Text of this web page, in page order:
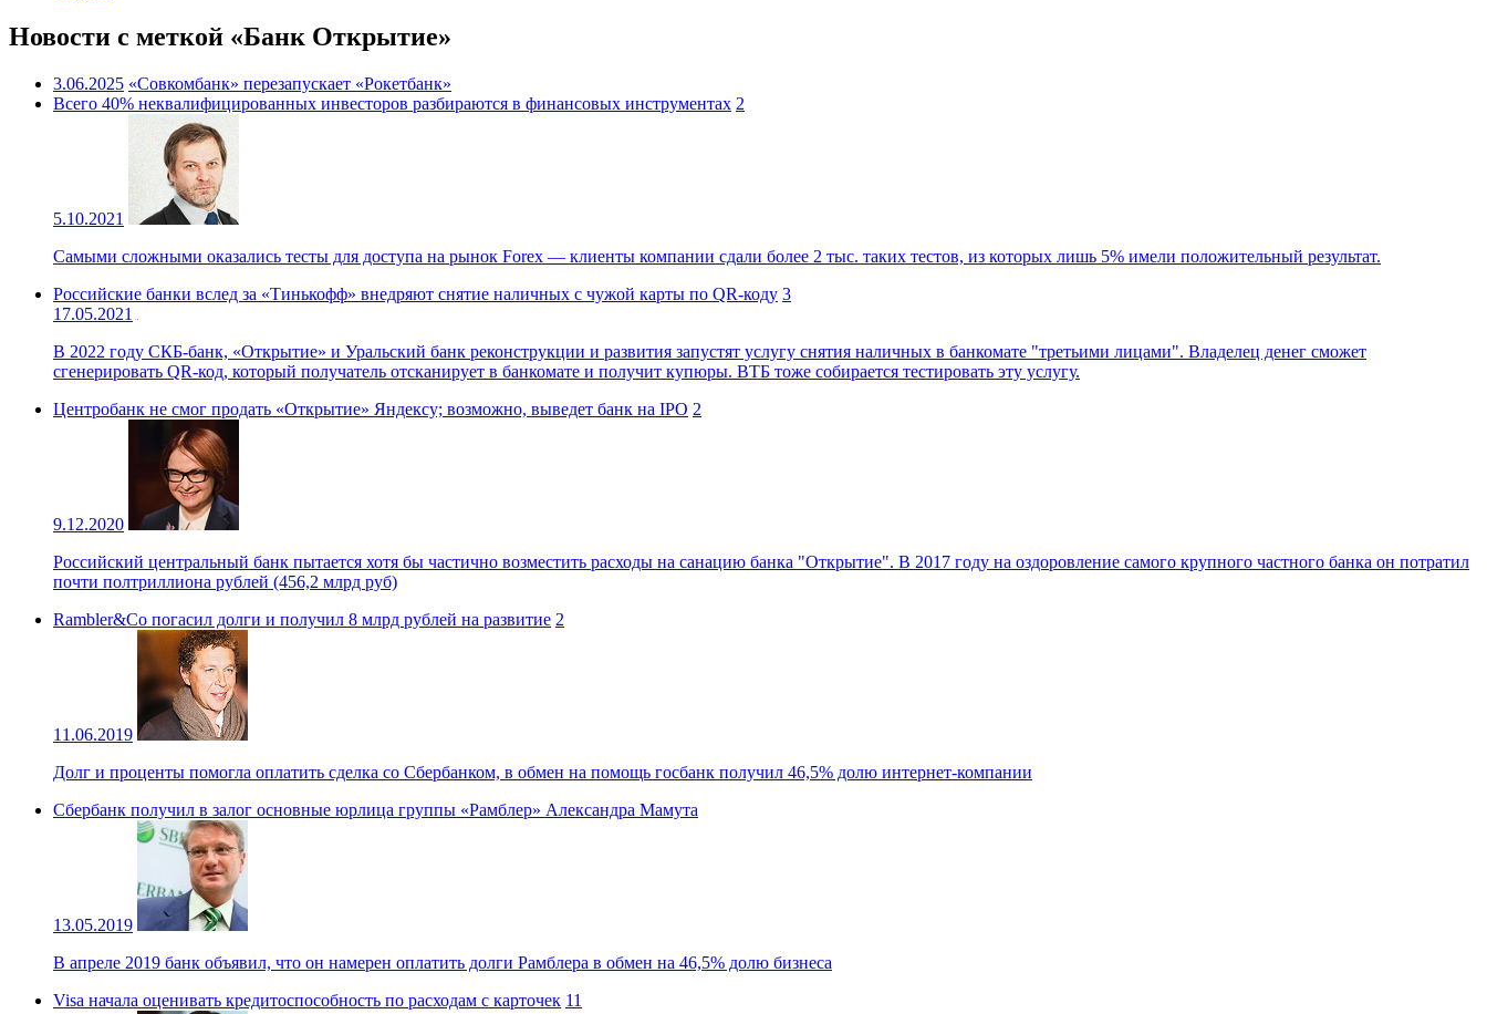
Новости с меткой «Банк Открытие»
3.06.2025 «Совкомбанк» перезапускает «Рокетбанк»
Всего 40% неквалифицированных инвесторов разбираются в финансовых инструментах 2
5.10.2021
Cамыми сложными оказались тесты для доступа на рынок Forex — клиенты компании сдали более 2 тыс. таких тестов, из которых лишь 5% имели положительный результат.
Российские банки вслед за «Тинькофф» внедряют снятие наличных с чужой карты по QR-коду 3
17.05.2021
В 2022 году СКБ-банк, «Открытие» и Уральский банк реконструкции и развития запустят услугу снятия наличных в банкомате "третьими лицами". Владелец денег сможет
сгенерировать QR-код, который получатель отсканирует в банкомате и получит купюры. ВТБ тоже собирается тестировать эту услугу.
Центробанк не смог продать «Открытие» Яндексу; возможно, выведет банк на IPO 2
9.12.2020
Российский центральный банк пытается хотя бы частично возместить расходы на санацию банка "Открытие". В 2017 году на оздоровление самого крупного частного банка он потратил
почти полтриллиона рублей (456,2 млрд руб)
Rambler&Co погасил долги и получил 8 млрд рублей на развитие 2
11.06.2019
Долг и проценты помогла оплатить сделка со Сбербанком, в обмен на помощь госбанк получил 46,5% долю интернет-компании
Сбербанк получил в залог основные юрлица группы «Рамблер» Александра Мамута
13.05.2019
В апреле 2019 банк объявил, что он намерен оплатить долги Рамблера в обмен на 46,5% долю бизнеса
Visa начала оценивать кредитоспособность по расходам с карточек 11